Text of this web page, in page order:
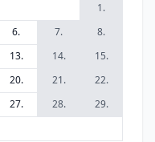
1.
6. 7.
8.
13. 14.
15.
20. 21.
22.
27. 28.
29.